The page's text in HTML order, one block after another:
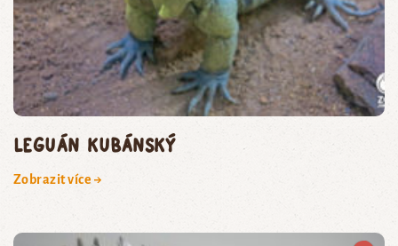
leguán kubánský
Zobrazit více →